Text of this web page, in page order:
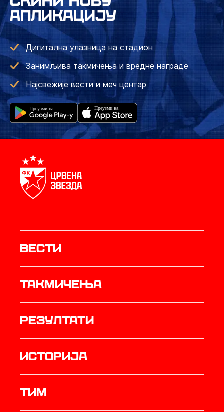
АПЛИКАЦИЈУ
Дигитална улазница на стадион
Занимљива такмичења и вредне награде
Најсвежије вести и меч центар
Вести
Такмичења
резултати
историја
ТИМ